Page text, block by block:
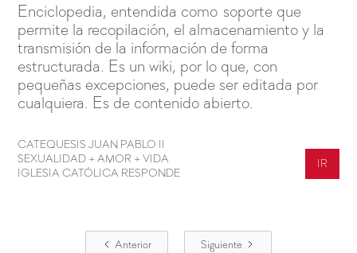
Enciclopedia, entendida como soporte que
permite la recopilación, el almacenamiento y la
transmisión de la información de forma
estructurada. Es un wiki, por lo que, con
pequeñas excepciones, puede ser editada por
cualquiera. Es de contenido abierto.
CATEQUESIS JUAN PABLO II
SEXUALIDAD + AMOR + VIDA
IGLESIA CATÓLICA RESPONDE
IR
Anterior Siguiente